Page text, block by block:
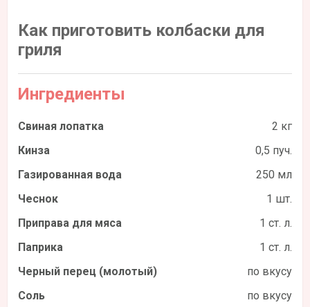
Как приготовить колбаски для
гриля
Ингредиенты
Свиная лопатка
2 кг
Кинза
0,5 пуч.
Газированная вода
250 мл
Чеснок
1 шт.
Приправа для мяса
1 ст. л.
Паприка
1 ст. л.
Черный перец (молотый)
по вкусу
Соль
по вкусу